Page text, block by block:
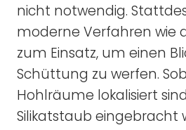
nicht notwendig.
moderne Verfahren wie
zum Einsatz, um einen
Schüttung zu werfen.
Hohlräume lokalisiert
Silikatstaub eingebracht